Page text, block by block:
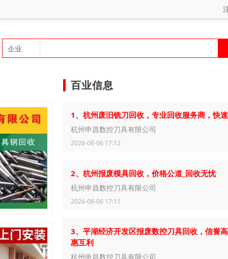
百业信息
1、杭州废旧铣刀回收，专业回收服务商，快
杭州申昌数控刀具有限公司
2026-08-06 17:12
2、杭州报废模具回收，价格公道_回收无忧
杭州申昌数控刀具有限公司
2026-08-06 17:11
3、平湖经济开发区报废数控刀具回收，信誉
惠互利
杭州申昌数控刀具有限公司